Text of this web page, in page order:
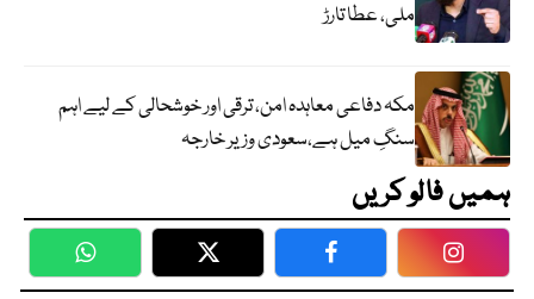
ملی، عطا تارڑ
مکہ دفاعی معاہدہ امن، ترقی اور خوشحالی کے لیے اہم
سنگِ میل ہے،سعودی وزیر خارجہ
ہمیں فالو کریں
WhatsApp Twitter Facebook